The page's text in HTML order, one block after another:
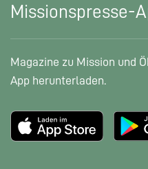
Missionspresse-
Magazine zu Mission und
App herunterladen.